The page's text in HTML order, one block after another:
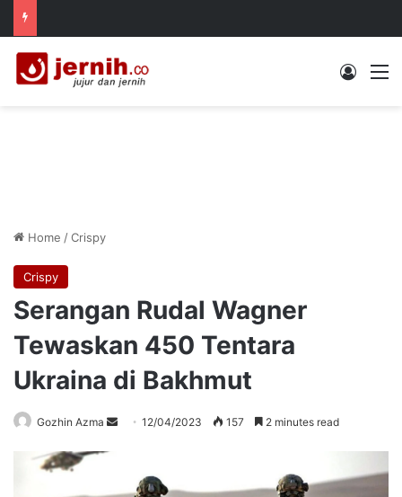
Log In
Home /Crispy
Crispy
Serangan Rudal Wagner
Tewaskan 450 Tentara
Ukraina di Bakhmut
Gozhin Azma
Send12/04/2023 157 2 minutes read